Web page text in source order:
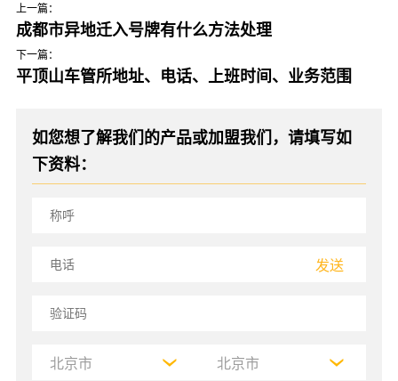
上一篇：
成都市异地迁入号牌有什么方法处理
下一篇：
平顶山车管所地址、电话、上班时间、业务范围
如您想了解我们的产品或加盟我们，请填写如
下资料：
发送